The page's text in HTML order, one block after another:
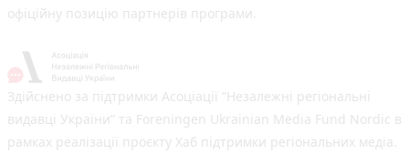
офіційну позицію партнерів програми.
Здійснено за підтримки Асоціації “Незалежні регіональні
видавці України” та Foreningen Ukrainian Media Fund Nordic в
рамках реалізації проєкту Хаб підтримки регіональних медіа.